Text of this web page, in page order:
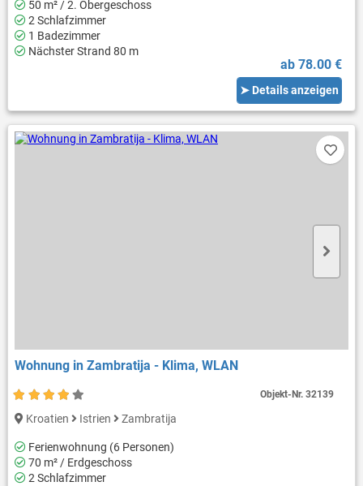
50 m² / 2. Obergeschoss
2 Schlafzimmer
1 Badezimmer
Nächster Strand 80 m
ab 78.00 €
➤ Details anzeigen
Wohnung in Zambratija - Klima, WLAN
Kroatien Istrien Zambratija
Ferienwohnung (6 Personen)
70 m² / Erdgeschoss
2 Schlafzimmer
Objekt-Nr.32139